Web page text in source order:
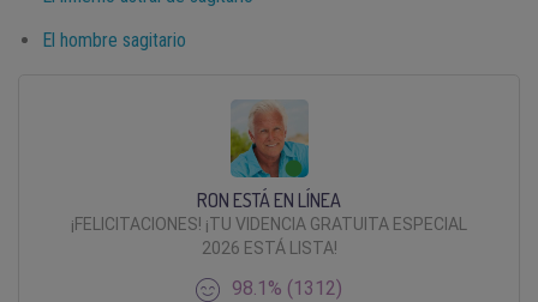
El hombre sagitario
RON ESTÁ EN LÍNEA
¡FELICITACIONES! ¡TU VIDENCIA GRATUITA ESPECIAL
2026 ESTÁ LISTA!
98.1% (1312)